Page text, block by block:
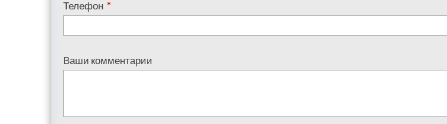
Телефон *
Ваши комментарии